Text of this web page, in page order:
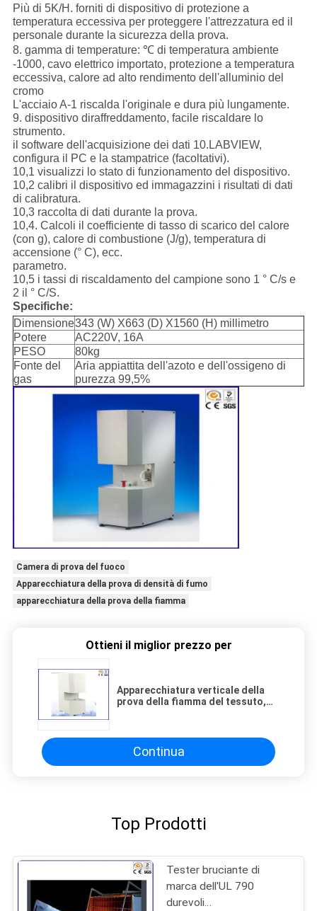
Più di 5K/H. forniti di dispositivo di protezione a
temperatura eccessiva per proteggere l'attrezzatura ed il
personale durante la sicurezza della prova.
8. gamma di temperature: ℃ di temperatura ambiente
-1000, cavo elettrico importato, protezione a temperatura
eccessiva, calore ad alto rendimento dell'alluminio del
cromo
L'acciaio A-1 riscalda l'originale e dura più lungamente.
9. dispositivo diraffreddamento, facile riscaldare lo
strumento.
il software dell'acquisizione dei dati 10.LABVIEW,
configura il PC e la stampatrice (facoltativi).
10,1 visualizzi lo stato di funzionamento del dispositivo.
10,2 calibri il dispositivo ed immagazzini i risultati di dati
di calibratura.
10,3 raccolta di dati durante la prova.
10,4. Calcoli il coefficiente di tasso di scarico del calore
(con g), calore di combustione (J/g), temperatura di
accensione (° C), ecc.
parametro.
10,5 i tassi di riscaldamento del campione sono 1 ° C/s e
2 il ° C/S.
Specifiche:
Dimensione343 (W) X663 (D) X1560 (H) millimetro
Potere
AC220V, 16A
PESO
80kg
Fonte del
gas
Aria appiattita dell'azoto e dell'ossigeno di
purezza 99,5%
Camera di prova del fuoco
Apparecchiatura della prova di densità di fumo
apparecchiatura della prova della fiamma
Ottieni il miglior prezzo per
Apparecchiatura verticale della
prova della fiamma del tessuto,
Continua
Top Prodotti
Tester bruciante di
marca dell'UL 790
durevoli